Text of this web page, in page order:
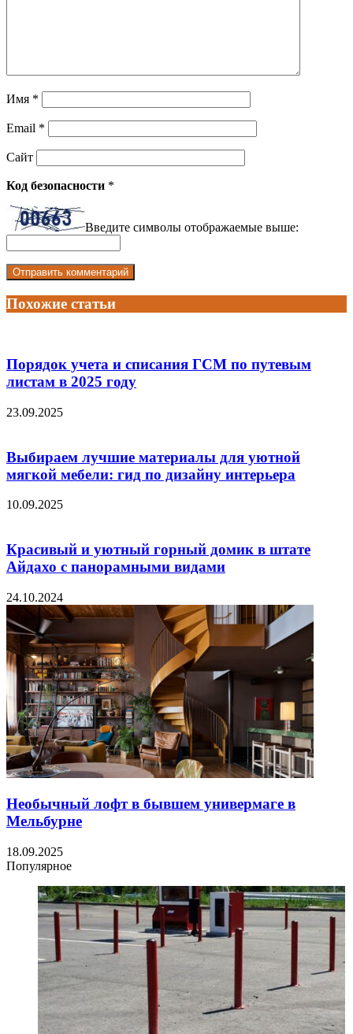
Имя *
Email *
Сайт
Код безопасности *
Введите символы отображаемые выше:
Похожие статьи
Порядок учета и списания ГСМ по путевым
листам в 2025 году
23.09.2025
Выбираем лучшие материалы для уютной
мягкой мебели: гид по дизайну интерьера
10.09.2025
Красивый и уютный горный домик в штате
Айдахо с панорамными видами
24.10.2024
Необычный лофт в бывшем универмаге в
Мельбурне
18.09.2025
Популярное